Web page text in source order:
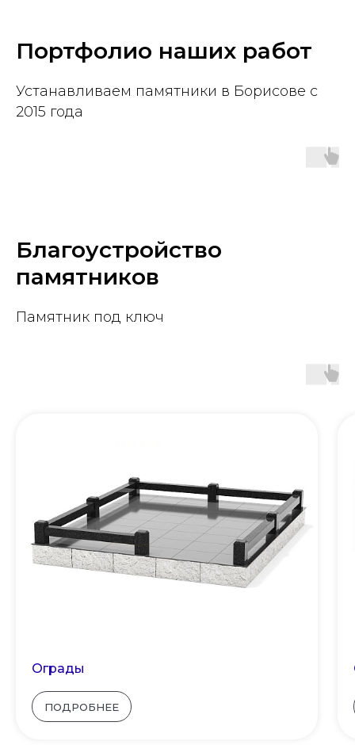
Портфолио наших работ
Устанавливаем памятники в Борисове с
2015 года
Благоустройство
памятников
Памятник под ключ
Ограды
ПОДРОБНЕЕ